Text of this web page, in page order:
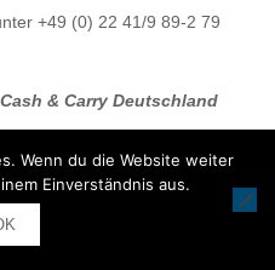
+49 (0) 22 41/9 89-2 79
& Carry Deutschland
2009
Wenn du die Website weiter
Einverständnis aus.